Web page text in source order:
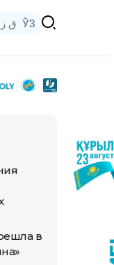
ق ز ЎЗ
в